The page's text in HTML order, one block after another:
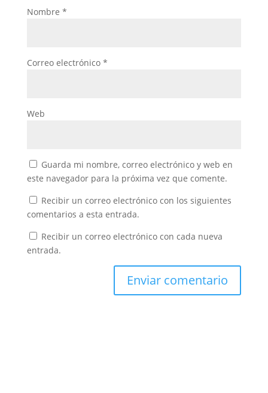
Nombre *
Correo electrónico *
Web
Guarda mi nombre, correo electrónico y web en
este navegador para la próxima vez que comente.
Recibir un correo electrónico con los siguientes
comentarios a esta entrada.
Recibir un correo electrónico con cada nueva
entrada.